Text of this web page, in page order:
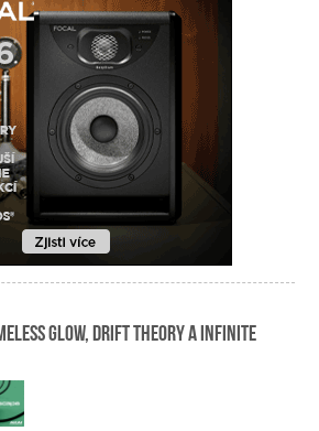
Glow, Drift Theory a Infinite